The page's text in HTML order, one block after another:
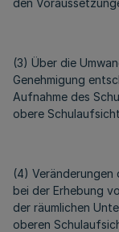
den
(3) Über die
Genehmigung
Aufnahme des
obere
(4) Veränderungen
bei der Erhebung
der räumlichen
oberen